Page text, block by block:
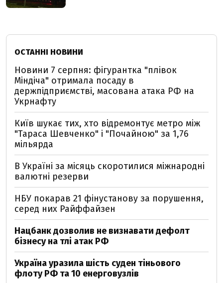
ОСТАННІ НОВИНИ
Новини 7 серпня: фігурантка "плівок
Міндіча" отримала посаду в
держпідприємстві, масована атака РФ на
Укрнафту
Київ шукає тих, хто відремонтує метро між
"Тараса Шевченко" і "Почайною" за 1,76
мільярда
В Україні за місяць скоротилися міжнародні
валютні резерви
НБУ покарав 21 фінустанову за порушення,
серед них Райффайзен
Нацбанк дозволив не визнавати дефолт
бізнесу на тлі атак РФ
Україна уразила шість суден тіньового
флоту РФ та 10 енерговузлів